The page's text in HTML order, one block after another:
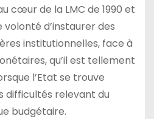
cœur de la LMC de 1990 et
d’instaurer des
institutionnelles, face à
qu’il est tellement
l’Etat se trouve
difficultés relevant du
budgétaire.